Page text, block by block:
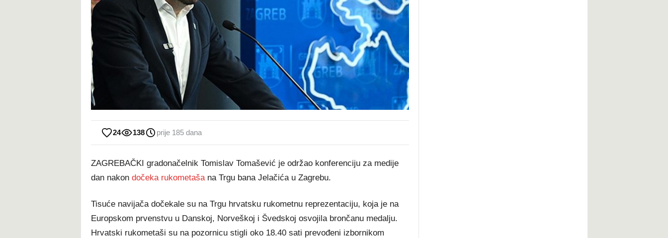
24 138 prije 185 dana
ZAGREBAČKI gradonačelnik Tomislav Tomašević je održao konferenciju za medije
dan nakon dočeka rukometašana Trgu bana Jelačića u Zagrebu.
Tisuće navijača dočekale su na Trgu hrvatsku rukometnu reprezentaciju, koja je na
Europskom prvenstvu u Danskoj, Norveškoj i Švedskoj osvojila brončanu medalju.
Hrvatski rukometaši su na pozornicu stigli oko 18.40 sati prevođeni izbornikom